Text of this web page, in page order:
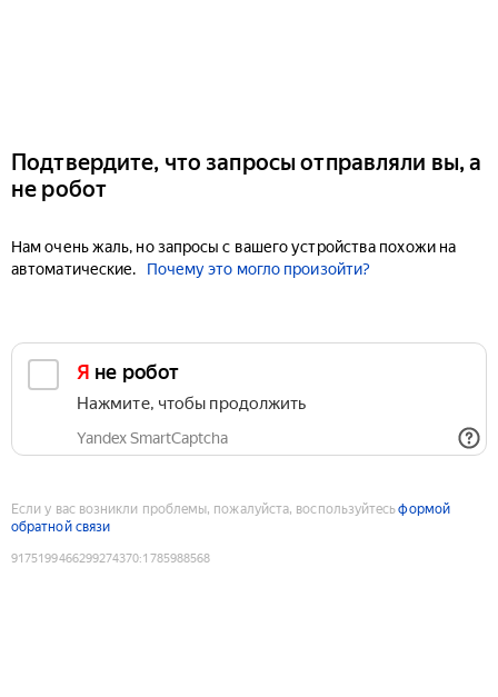
Подтвердите, что запросы отправляли вы, а
не робот
Нам очень жаль, но запросы с вашего устройства похожи на
автоматические.
Почему это могло произойти?
Я не робот
Нажмите, чтобы продолжить
Yandex SmartCaptcha
Если у вас возникли проблемы, пожалуйста, воспользуйтесьформой
обратной связи
9175199466299274370:1785988568